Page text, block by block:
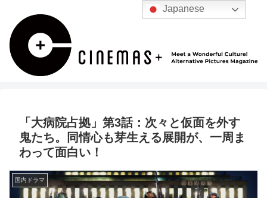
「大病院占拠」第3話：次々と仮面を外す
鬼たち。同情心も芽生える展開が、一周ま
わって面白い！
国内ドラマ
Japanese